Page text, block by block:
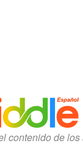
contenido de